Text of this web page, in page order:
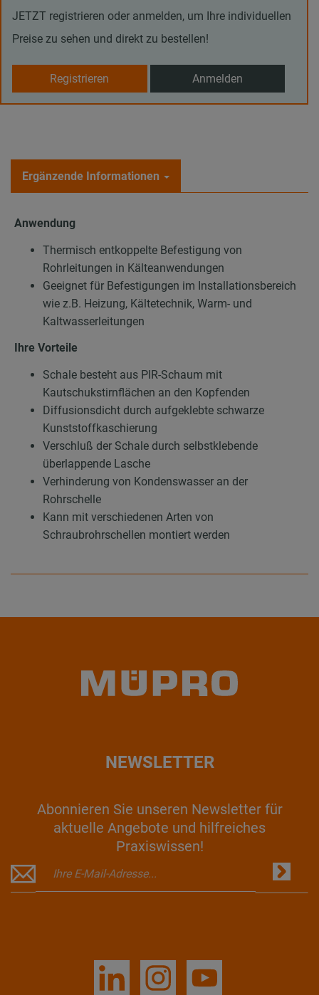
JETZT registrieren oder anmelden, um Ihre individuellen
Preise zu sehen und direkt zu bestellen!
Registrieren Anmelden
Ergänzende Informationen
Anwendung
Thermisch entkoppelte Befestigung von
Rohrleitungen in Kälteanwendungen
Geeignet für Befestigungen im Installationsbereich
wie z.B. Heizung, Kältetechnik, Warm- und
Kaltwasserleitungen
Ihre Vorteile
Schale besteht aus PIR-Schaum mit
Kautschukstirnflächen an den Kopfenden
Diffusionsdicht durch aufgeklebte schwarze
Kunststoffkaschierung
Verschluß der Schale durch selbstklebende
überlappende Lasche
Verhinderung von Kondenswasser an der
Rohrschelle
Kann mit verschiedenen Arten von
Schraubrohrschellen montiert werden
NEWSLETTER
Abonnieren Sie unseren Newsletter für
aktuelle Angebote und hilfreiches
Praxiswissen!